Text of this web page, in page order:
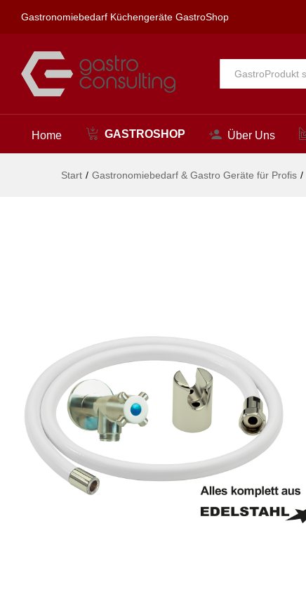
Gastronomiebedarf Küchengeräte GastroShop
Alle
Home GASTROSHOP Über Uns
Start / Gastronomiebedarf & Gastro Geräte für Profis /
Beschreibung